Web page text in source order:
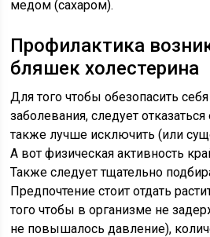
медом (сахаром).
Профилактика
бляшек холестерина
Для того чтобы обезопасить
заболевания, следует
также лучше исключить (или
А вот физическая активность
Также следует тщательно
Предпочтение стоит отдать
того чтобы в организме не
не повышалось давление),